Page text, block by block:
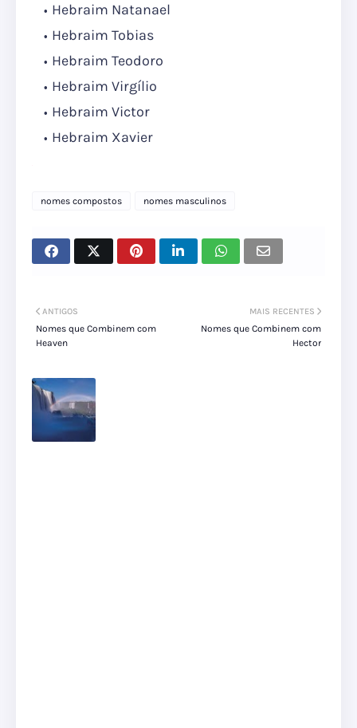
Hebraim Natanael
Hebraim Tobias
Hebraim Teodoro
Hebraim Virgílio
Hebraim Victor
Hebraim Xavier
nomes compostos nomes masculinos
MAIS RECENTES
Nomes que Combinem com
Hector
ANTIGOS
Nomes que Combinem com
Heaven